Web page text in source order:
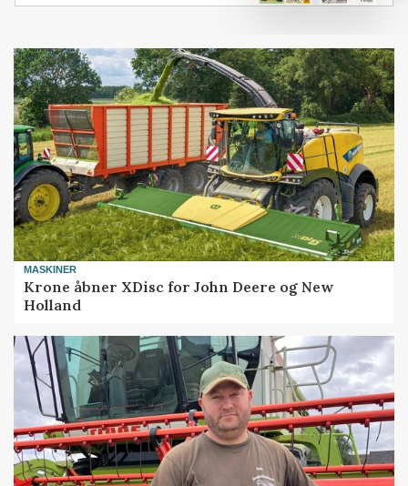
MASKINER
Krone åbner XDisc for John Deere og New
Holland